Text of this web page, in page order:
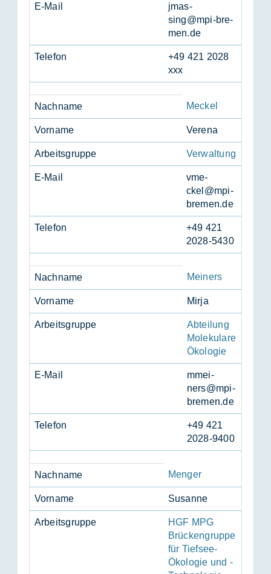
E-Mail
jmas­
sing@mpi-bre­
men.de
Te­le­fon
+49 421 2028
xxx
Nach­na­me Meckel
Vor­na­me Ve­re­na
Ar­beits­grup­pe Verwaltung
E-Mail
vme­
ckel@mpi-
bre­men.de
Te­le­fon
+49 421
2028-5430
Nach­na­me Meiners
Vor­na­me Mir­ja
Ar­beits­grup­pe
Abteilung
Molekulare
Ökologie
E-Mail
mm­ei­
ners@mpi-
bre­men.de
Te­le­fon
+49 421
2028-9400
Nach­na­me Menger
Vor­na­me Su­san­ne
Ar­beits­grup­pe
HGF MPG
Brückengruppe
für Tiefsee-
Ökologie und -